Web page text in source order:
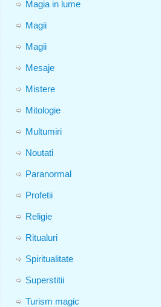
Magia in lume
Magii
Magii
Mesaje
Mistere
Mitologie
Multumiri
Noutati
Paranormal
Profetii
Religie
Ritualuri
Spiritualitate
Superstitii
Turism magic